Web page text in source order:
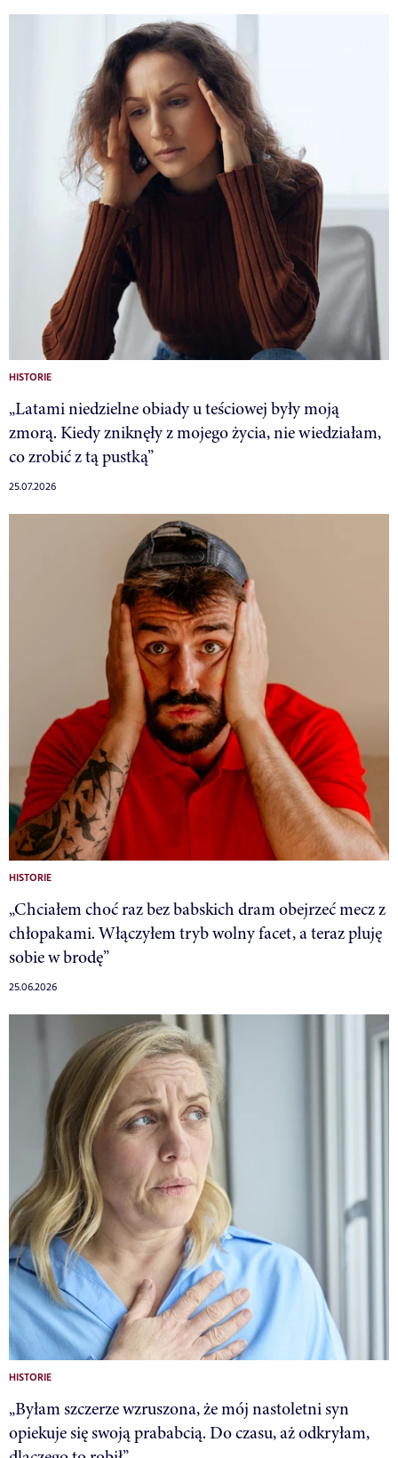
HISTORIE
„Latami niedzielne obiady u teściowej były moją
zmorą. Kiedy zniknęły z mojego życia, nie wiedziałam,
co zrobić z tą pustką”
25.07.2026
HISTORIE
„Chciałem choć raz bez babskich dram obejrzeć mecz z
chłopakami. Włączyłem tryb wolny facet, a teraz pluję
sobie w brodę”
25.06.2026
HISTORIE
„Byłam szczerze wzruszona, że mój nastoletni syn
opiekuje się swoją prababcią. Do czasu, aż odkryłam,